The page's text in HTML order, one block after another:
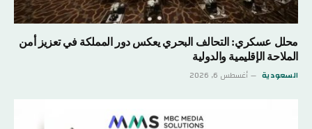
محلل عسكري: التحالف البحري يعكس دور المملكة في تعزيز أمن
الملاحة الإقليمية والدولية
السعودية أغسطس 6, 2026